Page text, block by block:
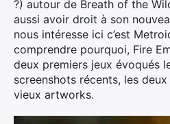
?) autour de Breath of the
aussi avoir droit à son
nous intéresse ici c’est
comprendre pourquoi, Fire
deux premiers jeux évoqués
screenshots récents, les
vieux artworks.